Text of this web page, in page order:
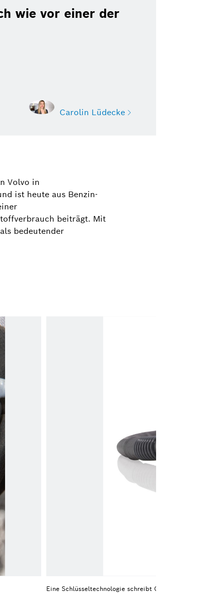
wie vor einer der
Carolin Lüdecke
und Youngtimer,
Werkstattausrüstung,
3417
Volvo in
ist heute aus Benzin-
beiträgt. Mit
bedeutender
Eine Schlüsseltechnologie schreibt Geschichte: